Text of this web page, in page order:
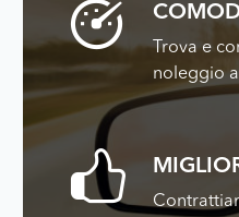
Trova e
noleggio